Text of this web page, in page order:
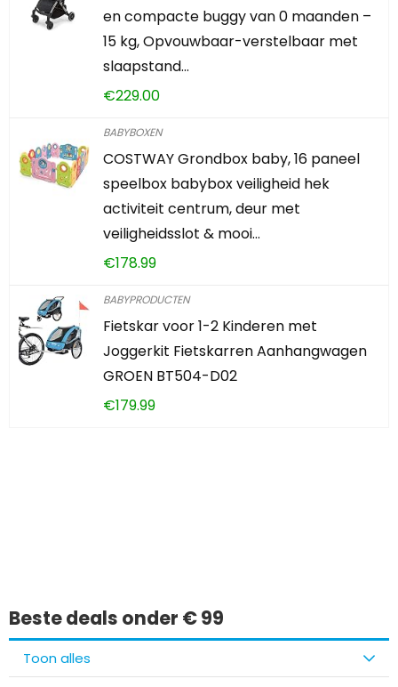
en compacte buggy van 0 maanden –
15 kg, Opvouwbaar-verstelbaar met
slaapstand…
€229.00
BABYBOXEN
COSTWAY Grondbox baby, 16 paneel
speelbox babybox veiligheid hek
activiteit centrum, deur met
veiligheidsslot & mooi…
€178.99
BABYPRODUCTEN
Fietskar voor 1-2 Kinderen met
Joggerkit Fietskarren Aanhangwagen
GROEN BT504-D02
€179.99
Beste deals onder € 99
Toon alles